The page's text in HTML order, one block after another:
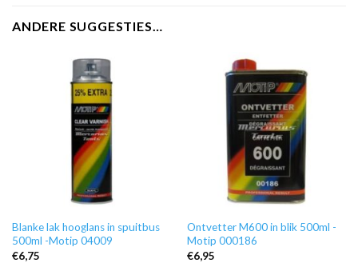
ANDERE SUGGESTIES…
Blanke lak hooglans in spuitbus
500ml -Motip 04009
€6,75
Ontvetter M600 in blik 500ml -
Motip 000186
€6,95